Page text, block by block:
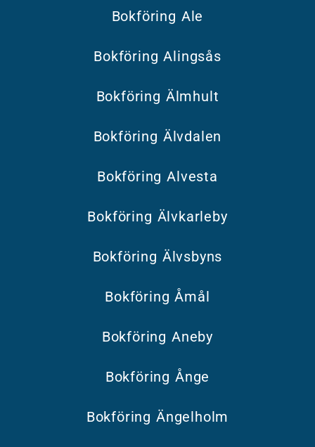
Bokföring Ale
Bokföring Alingsås
Bokföring Älmhult
Bokföring Älvdalen
Bokföring Alvesta
Bokföring Älvkarleby
Bokföring Älvsbyns
Bokföring Åmål
Bokföring Aneby
Bokföring Ånge
Bokföring Ängelholm